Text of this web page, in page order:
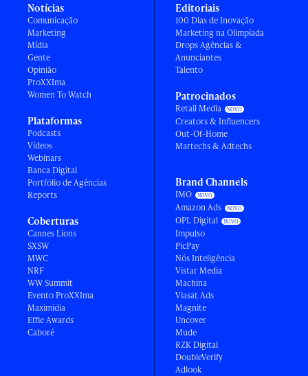
Notícias
Comunicação
Marketing
Mídia
Gente
Opinião
ProXXIma
Women To Watch
Plataformas
Podcasts
Vídeos
Webinars
Banca Digital
Portfólio de Agências
Reports
Coberturas
Cannes Lions
SXSW
MWC
NRF
WW Summit
Evento ProXXIma
Maximídia
Effie Awards
Caboré
Editoriais
100 Dias de Inovação
Marketing na Olimpíada
Drops Agências &
Anunciantes
Talento
Patrocinados
Retail Media
Creators & Influencers
Out-Of-Home
Martechs & Adtechs
Brand Channels
IMO
Amazon Ads
OPL Digital
Impulso
PicPay
Nós Inteligência
Vistar Media
Machina
Viasat Ads
Magnite
Uncover
Mude
RZK Digital
DoubleVerify
Adlook